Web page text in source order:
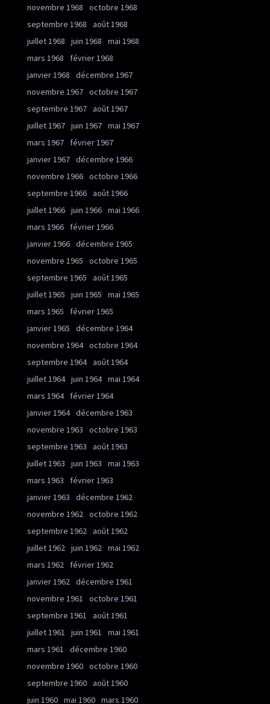
novembre 1968
octobre 1968
septembre 1968
août 1968
juillet 1968
juin 1968
mai 1968
mars 1968
février 1968
janvier 1968
décembre 1967
novembre 1967 octobre 1967
septembre 1967 août 1967
juillet 1967 juin 1967 mai 1967
mars 1967
février 1967
janvier 1967 décembre 1966
novembre 1966 octobre 1966
septembre 1966 août 1966
juillet 1966 juin 1966 mai 1966
mars 1966
février 1966
janvier 1966 décembre 1965
novembre 1965
octobre 1965
septembre 1965
août 1965
juillet 1965
juin 1965
mai 1965
mars 1965
février 1965
janvier 1965
décembre 1964
novembre 1964 octobre 1964
septembre 1964 août 1964
juillet 1964 juin 1964 mai 1964
mars 1964
février 1964
janvier 1964 décembre 1963
novembre 1963
octobre 1963
septembre 1963
août 1963
juillet 1963
juin 1963
mai 1963
mars 1963
février 1963
janvier 1963
décembre 1962
novembre 1962 octobre 1962
septembre 1962 août 1962
juillet 1962 juin 1962 mai 1962
mars 1962
février 1962
janvier 1962 décembre 1961
novembre 1961
octobre 1961
septembre 1961
août 1961
juillet 1961
juin 1961
mai 1961
mars 1961
décembre 1960
novembre 1960 octobre 1960
septembre 1960 août 1960
juin 1960 mai 1960 mars 1960